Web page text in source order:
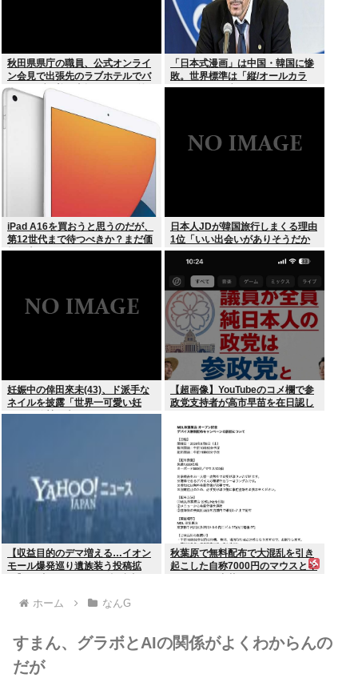
秋田県県庁の職員、公式オンライ
ン会見で出張先のラブホテルでバ
スローブを着て喫煙しながら登場
www
「日本式漫画」は中国・韓国に惨
敗。世界標準は「縦/オールカラ
ー」の”ウェブトゥーン”に
iPad A16を買おうと思うのだが、
第12世代まで待つべきか？まだ価
格が上がっていくようなら、いま
日本人JDが韓国旅行しまくる理由
1位「いい出会いがありそうだか
ら」
妊娠中の倖田來未(43)、ド派手な
ネイルを披露「世界一可愛い妊
婦」と称賛の声
【超画像】YouTubeのコメ欄で参
政党支持者が高市早苗を在日認し
【収益目的のデマ増える…イオン
モール爆発巡り遺族装う投稿拡
くなった」
秋葉原で無料配布で大混乱を引き
起こした自称7000円のマウスとキ
ホーム なんG
すまん、グラボとAIの関係がよくわからんの
だが